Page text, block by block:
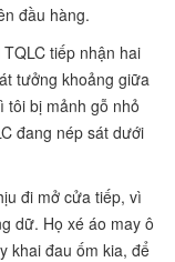
đầu hàng.
tiếp nhận hai
tưởng khoảng giữa
tôi bị mảnh gỗ nhỏ
đang nép sát dưới
đi mở cửa tiếp, vì
dữ. Họ xé áo may ô
khai đau ốm kia, để